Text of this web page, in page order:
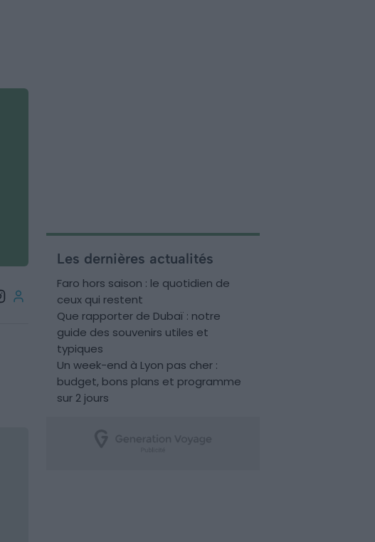
Les dernières actualités
Faro hors saison : le quotidien de
ceux qui restent
Que rapporter de Dubaï : notre
guide des souvenirs utiles et
typiques
Un week-end à Lyon pas cher :
budget, bons plans et programme
sur 2 jours